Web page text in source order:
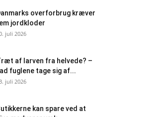
overforbrug kræver
jordkloder
juli 2026
af larven fra helvede? –
fuglene tage sig af...
juli 2026
kan spare ved at